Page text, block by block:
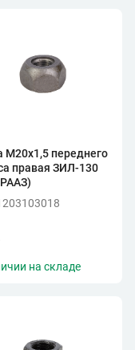
М20х1,5 переднего
правая ЗИЛ-130
на складе